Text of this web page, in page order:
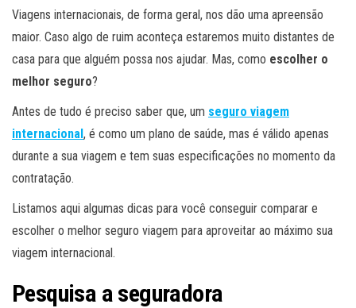
Viagens internacionais, de forma geral, nos dão uma apreensão
maior. Caso algo de ruim aconteça estaremos muito distantes de
casa para que alguém possa nos ajudar. Mas, como escolher o
melhor seguro?
Antes de tudo é preciso saber que, um seguro viagem
internacional, é como um plano de saúde, mas é válido apenas
durante a sua viagem e tem suas especificações no momento da
contratação.
Listamos aqui algumas dicas para você conseguir comparar e
escolher o melhor seguro viagem para aproveitar ao máximo sua
viagem internacional.
Pesquisa a seguradora